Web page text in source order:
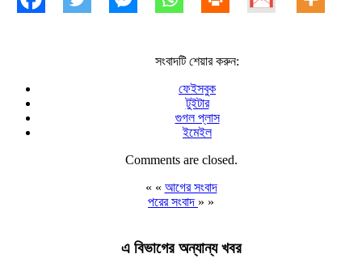
সংবাদটি শেয়ার করুন:
ফেইসবুক
টুইটার
গুগল প্লাস
ইমেইল
Comments are closed.
« « আগের সংবাদ
পরের সংবাদ » »
এ বিভাগের অন্যান্য খবর